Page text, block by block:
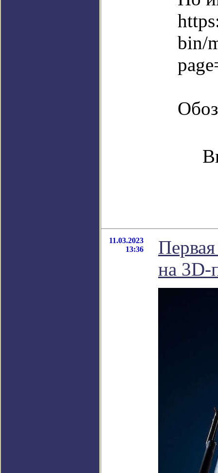
bin/
11.03.2023
13:36
на 3D-